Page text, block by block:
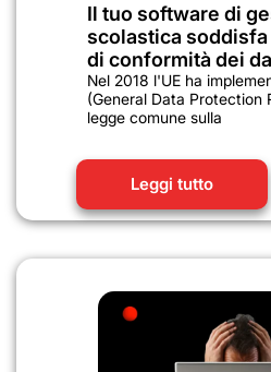
Il tuo software di
scolastica
di conformità dei
Nel 2018 l'UE ha
(General Data Protection
legge comune sulla
Leggi tutto